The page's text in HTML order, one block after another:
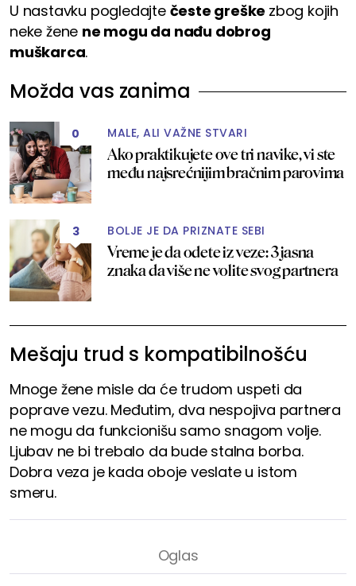
U nastavku pogledajte česte greške zbog kojih
neke žene ne mogu da nađu dobrog
muškarca.
Možda vas zanima
0 MALE, ALI VAŽNE STVARI
Ako praktikujete ove tri navike, vi ste
među najsrećnijim bračnim parovima
3 BOLJE JE DA PRIZNATE SEBI
Vreme je da odete iz veze: 3 jasna
znaka da više ne volite svog partnera
Mešaju trud s kompatibilnošću
Mnoge žene misle da će trudom uspeti da
poprave vezu. Međutim, dva nespojiva partnera
ne mogu da funkcionišu samo snagom volje.
Ljubav ne bi trebalo da bude stalna borba.
Dobra veza je kada oboje veslate u istom
smeru.